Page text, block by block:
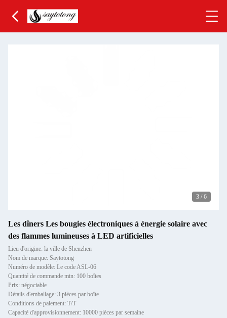
3 / 6
Les dîners Les bougies électroniques à énergie solaire avec
des flammes lumineuses à LED artificielles
Lieu d'origine: la ville de Shenzhen
Nom de marque: Saytotong
Numéro de modèle: Le code ASL-06
Quantité de commande min: 100 boîtes
Prix: négociable
Détails d'emballage: 3 pièces par boîte
Conditions de paiement: T/T
Capacité d'approvisionnement: 10000 pièces par semaine